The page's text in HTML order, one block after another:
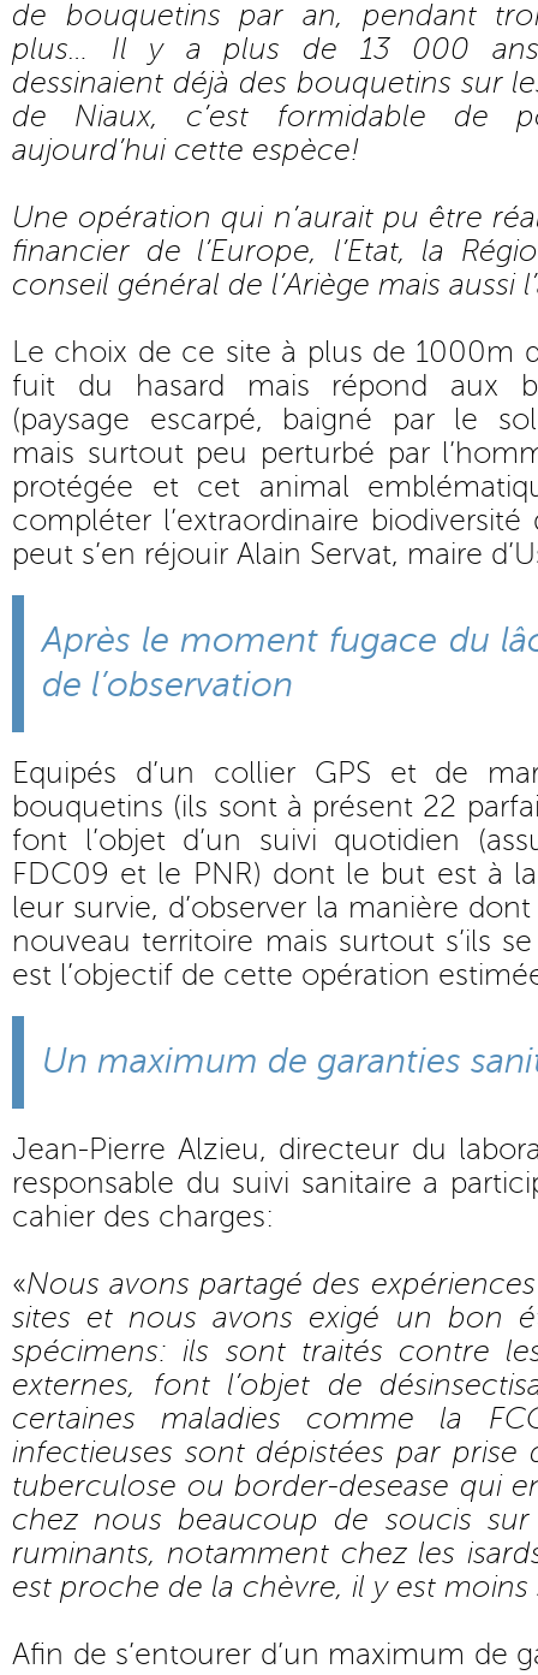
de bouquetins par an, pendant
plus… Il y a plus de 13 000 ans
dessinaient déjà des bouquetins sur
de Niaux, c’est formidable de
aujourd’hui cette espèce!
Une opération qui n’aurait pu être
financier de l’Europe, l’Etat, la
conseil général de l’Ariège mais aussi
Le choix de ce site à plus de 1000m
fuit du hasard mais répond aux
(paysage escarpé, baigné par le
mais surtout peu perturbé par
protégée et cet animal
compléter l’extraordinaire
peut s’en réjouir Alain Servat, maire
Après le moment fugace du
de l’observation
Equipés d’un collier GPS et de
bouquetins (ils sont à présent 22
font l’objet d’un suivi quotidien
FDC09 et le PNR) dont le but est à la
leur survie, d’observer la manière
nouveau territoire mais surtout s’ils
est l’objectif de cette opération
Un maximum de garanties
Jean-Pierre Alzieu, directeur du
responsable du suivi sanitaire a
cahier des charges:
«Nous avons partagé des
sites et nous avons exigé un bon
spécimens: ils sont traités contre
externes, font l’objet de
certaines maladies comme la
infectieuses sont dépistées par prise
tuberculose ou border-desease qui
chez nous beaucoup de soucis
ruminants, notamment chez les
est proche de la chèvre, il y est moins
Afin de s’entourer d’un maximum de